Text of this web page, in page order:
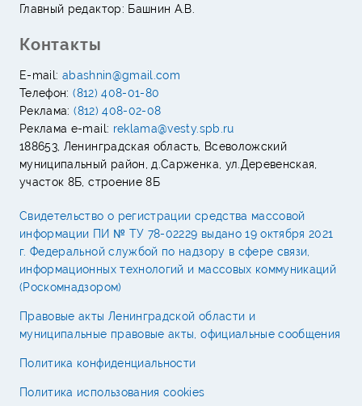
Главный редактор: Башнин А.В.
Контакты
E-mail: abashnin@gmail.com
Телефон:(812) 408-01-80
Реклама:(812) 408-02-08
Реклама e-mail: reklama@vesty.spb.ru
188653, Ленинградская область, Всеволожский
муниципальный район, д.Сарженка, ул.Деревенская,
участок 8Б, строение 8Б
Свидетельство о регистрации средства массовой
информации ПИ № ТУ 78-02229 выдано 19 октября 2021
г. Федеральной службой по надзору в сфере связи,
информационных технологий и массовых коммуникаций
(Роскомнадзором)
Правовые акты Ленинградской области и
муниципальные правовые акты, официальные сообщения
Политика конфиденциальности
Политика использования cookies